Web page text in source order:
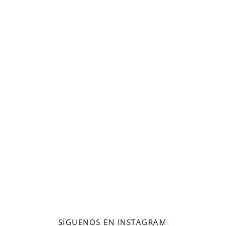
SÍGUENOS EN INSTAGRAM